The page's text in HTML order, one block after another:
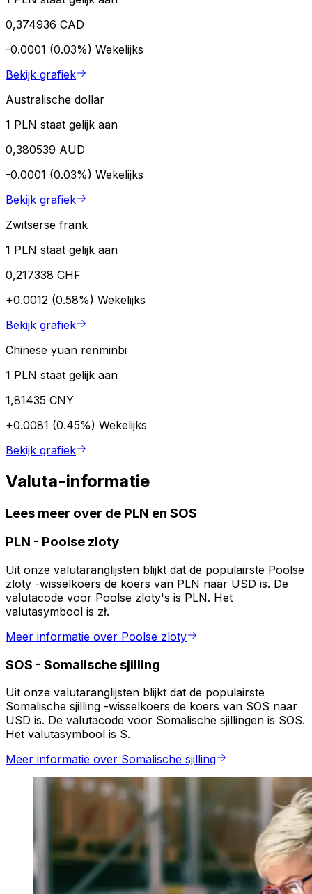
0,374936 CAD
-0.0001 (0.03%) Wekelijks
Bekijk grafiek
Australische dollar
1 PLN staat gelijk aan
0,380539 AUD
-0.0001 (0.03%) Wekelijks
Bekijk grafiek
Zwitserse frank
1 PLN staat gelijk aan
0,217338 CHF
+0.0012 (0.58%) Wekelijks
Bekijk grafiek
Chinese yuan renminbi
1 PLN staat gelijk aan
1,81435 CNY
+0.0081 (0.45%) Wekelijks
Bekijk grafiek
Valuta-informatie
Lees meer over de PLN en SOS
PLN - Poolse zloty
Uit onze valutaranglijsten blijkt dat de populairste Poolse
zloty -wisselkoers de koers van PLN naar USD is. De
valutacode voor Poolse zloty's is PLN. Het
valutasymbool is zł.
Meer informatie over Poolse zloty
SOS - Somalische sjilling
Uit onze valutaranglijsten blijkt dat de populairste
Somalische sjilling -wisselkoers de koers van SOS naar
USD is. De valutacode voor Somalische sjillingen is SOS.
Het valutasymbool is S.
Meer informatie over Somalische sjilling